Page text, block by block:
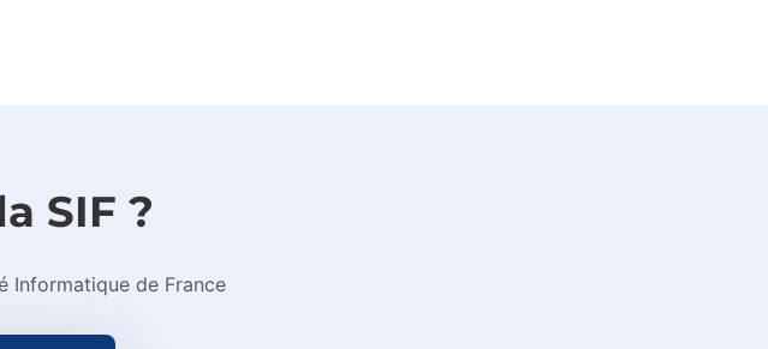
SIF ?
Informatique de France